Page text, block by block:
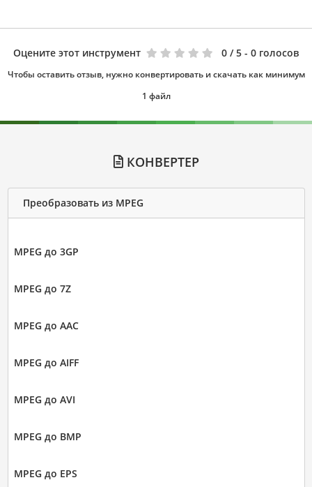
Оцените этот инструмент 0 / 5 - 0 голосов
Чтобы оставить отзыв, нужно конвертировать и скачать как минимум
1 файл
КОНВЕРТЕР
Преобразовать из MPEG
MPEG до 3GP
MPEG до 7Z
MPEG до AAC
MPEG до AIFF
MPEG до AVI
MPEG до BMP
MPEG до EPS